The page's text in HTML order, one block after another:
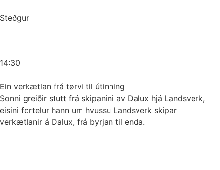
Steðgur
14:30
Ein verkætlan frá tørvi til útinning
Sonni greiðir stutt frá skipanini av Dalux hjá Landsverk,
eisini fortelur hann um hvussu Landsverk skipar
verkætlanir á Dalux, frá byrjan til enda.